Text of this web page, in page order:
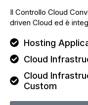
Il Controllo Cloud
driven Cloud ed è
Hosting
Cloud
Cloud
Custom